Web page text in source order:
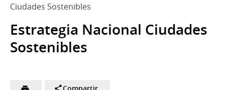
Ciudades Sostenibles
Estrategia Nacional Ciudades
Sostenibles